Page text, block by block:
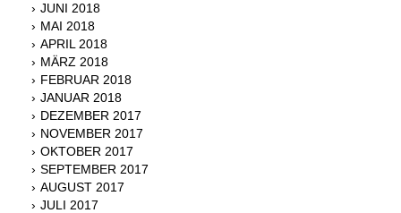
JUNI 2018
MAI 2018
APRIL 2018
MÄRZ 2018
FEBRUAR 2018
JANUAR 2018
DEZEMBER 2017
NOVEMBER 2017
OKTOBER 2017
SEPTEMBER 2017
AUGUST 2017
JULI 2017